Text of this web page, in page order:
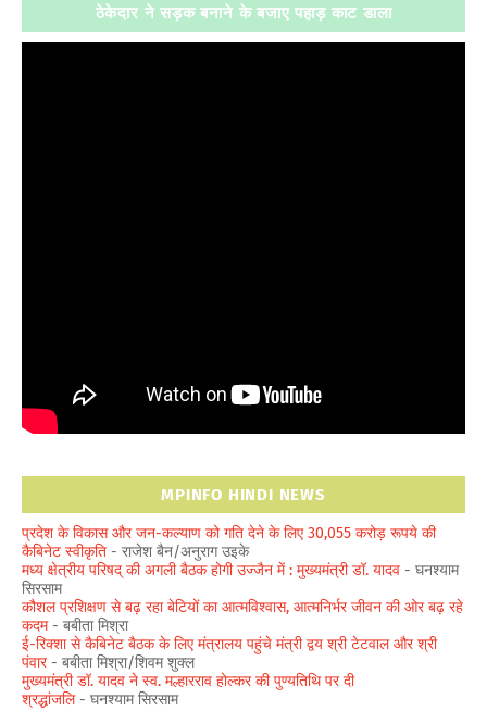
ठेकेदार ने सड़क बनाने के बजाए पहाड़ काट डाला
MPINFO HINDI NEWS
प्रदेश के विकास और जन-कल्याण को गति देने के लिए 30,055 करोड़ रूपये की
कैबिनेट स्वीकृति - राजेश बैन/अनुराग उइके
मध्य क्षेत्रीय परिषद् की अगली बैठक होगी उज्जैन में : मुख्यमंत्री डॉ. यादव - घनश्याम
सिरसाम
कौशल प्रशिक्षण से बढ़ रहा बेटियों का आत्मविश्वास, आत्मनिर्भर जीवन की ओर बढ़ रहे
कदम- बबीता मिश्रा
ई-रिक्शा से कैबिनेट बैठक के लिए मंत्रालय पहुंचे मंत्री द्वय श्री टेटवाल और श्री
पंवार- बबीता मिश्रा/शिवम शुक्ल
मुख्यमंत्री डॉ. यादव ने स्व. मल्हारराव होल्कर की पुण्यतिथि पर दी
श्रद्धांजलि- घनश्याम सिरसाम